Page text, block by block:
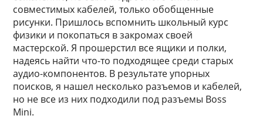
совместимых кабелей, только обобщенные
рисунки. Пришлось вспомнить школьный курс
физики и покопаться в закромах своей
мастерской. Я прошерстил все ящики и полки,
надеясь найти что-то подходящее среди старых
аудио-компонентов. В результате упорных
поисков, я нашел несколько разъемов и кабелей,
но не все из них подходили под разъемы Boss
Mini.